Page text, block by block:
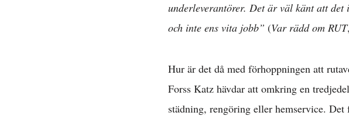
underleverantörer. Det är väl känt att
och inte ens vita jobb” (Var rädd om RUT
Hur är det då med förhoppningen att
Forss Katz hävdar att omkring en
städning, rengöring eller hemservice.